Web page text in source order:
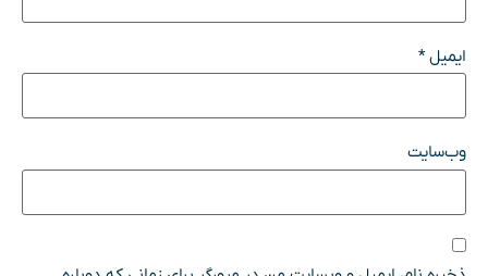
ایمیل*
وب‌سایت